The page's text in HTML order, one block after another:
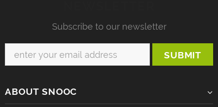
Subscribe to our newsletter
ABOUT SNOOC